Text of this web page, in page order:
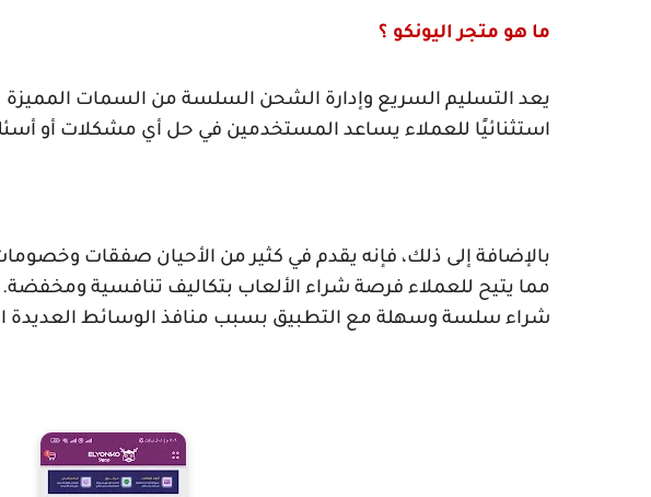
ما هو متجر اليونكو ؟
يعد التسليم السريع وإدارة الشحن السلسة من السمات المميزة
استثنائيًا للعملاء يساعد المستخدمين في حل أي مشكلات أو
بالإضافة إلى ذلك، فإنه يقدم في كثير من الأحيان صفقات
مما يتيح للعملاء فرصة شراء الألعاب بتكاليف تنافسية
شراء سلسة وسهلة مع التطبيق بسبب منافذ الوسائط العديدة